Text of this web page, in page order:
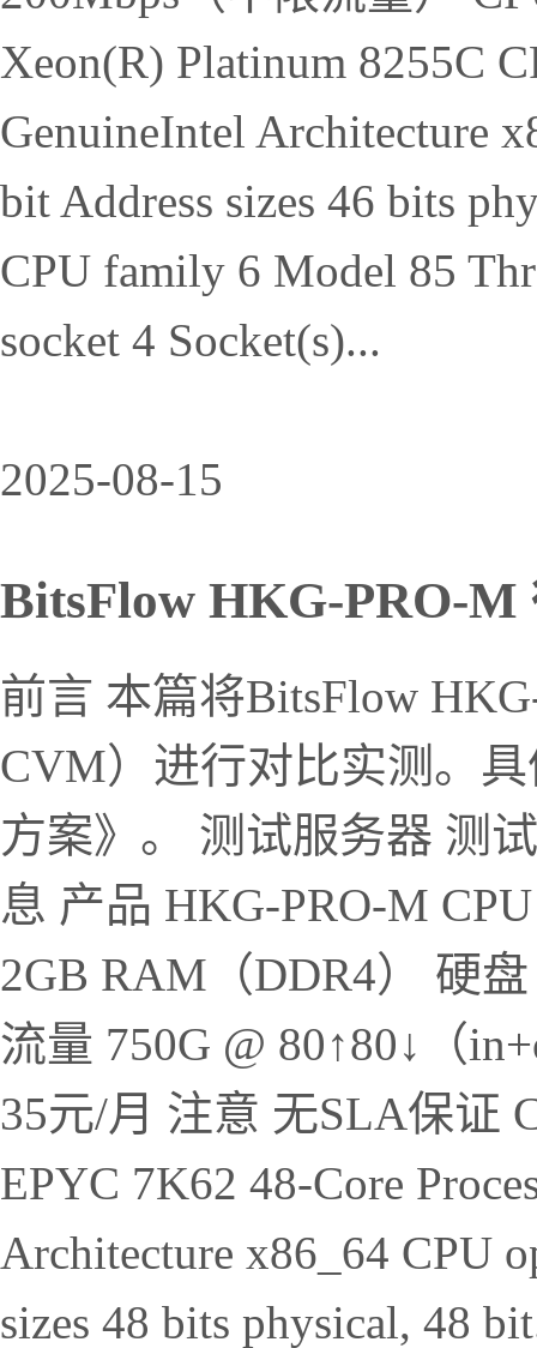
Xeon(R) Platinum 8255C
GenuineIntel Architecture
bit Address sizes 46 bits
CPU family 6 Model 85
socket 4 Socket(s)...
2025-08-15
BitsFlow HKG-PRO-M
前言 本篇将BitsFlow
CVM）进行对比实测。
方案》。 测试服务器 测
息 产品 HKG-PRO-M
2GB RAM（DDR4） 硬
流量 750G @ 80↑80↓（
35元/月 注意 无SLA保证
EPYC 7K62 48-Core
Architecture x86_64 CPU
sizes 48 bits physical, 48